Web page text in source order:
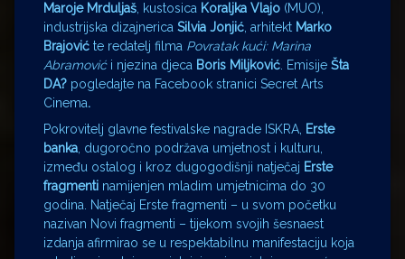
Maroje Mrduljaš , kustosica Koraljka Vlajo (MUO),
industrijska dizajnerica Silvia Jonjić , arhitekt Marko
Brajović te redatelj filma Povratak kući: Marina
Abramovići njezina djeca Boris Miljković . Emisije Šta
DA? pogledajte na Facebook stranici Secret Arts
Cinema.
Pokrovitelj glavne festivalske nagrade ISKRA, Erste
banka , dugoročno podržava umjetnost i kulturu,
između ostalog i kroz dugogodišnji natječaj Erste
fragmenti namijenjen mladim umjetnicima do 30
godina. Natječaj Erste fragmenti – u svom početku
nazivan Novi fragmenti – tijekom svojih šesnaest
izdanja afirmirao se u respektabilnu manifestaciju koja